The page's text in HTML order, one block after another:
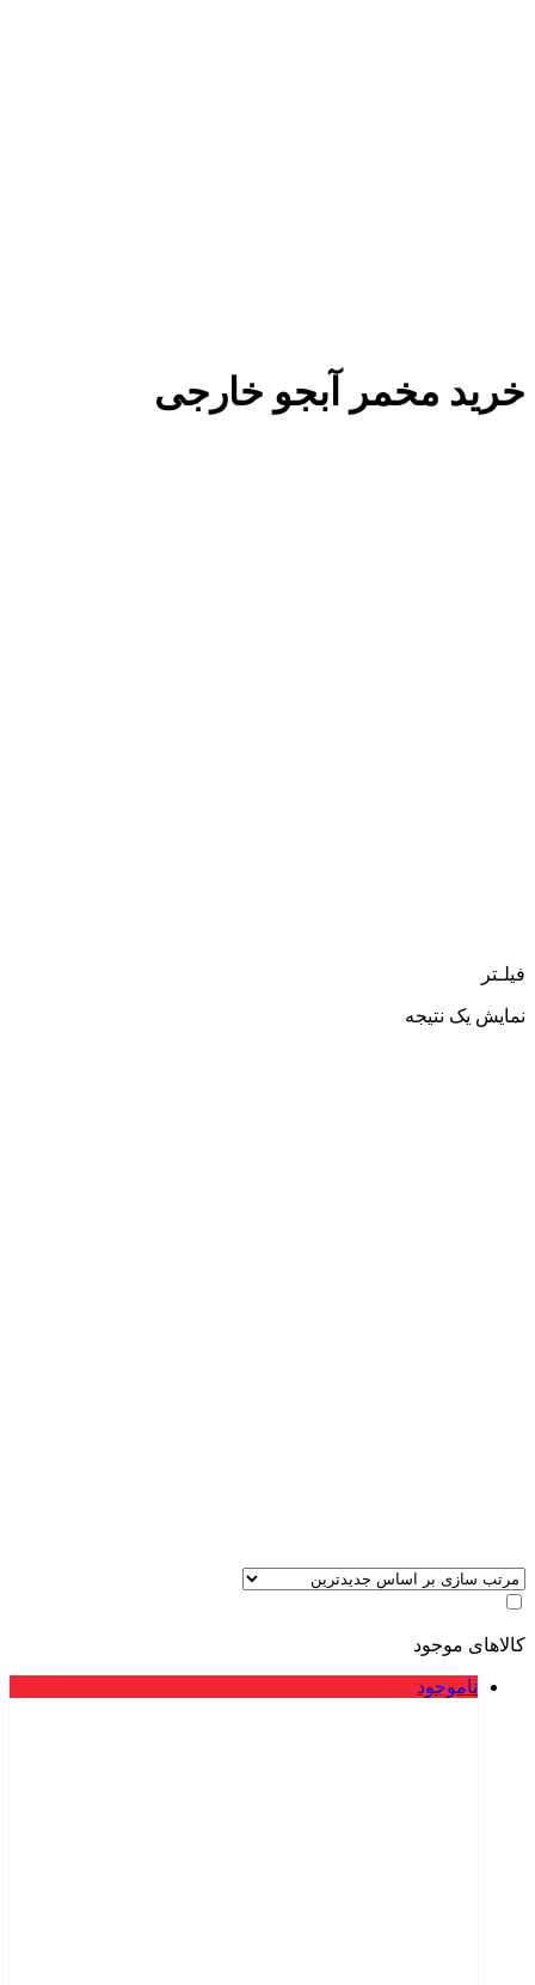
خرید مخمر آبجو خارجی
فیلـتر
نمایش یک نتیجه
کالاهای موجود
ناموجود